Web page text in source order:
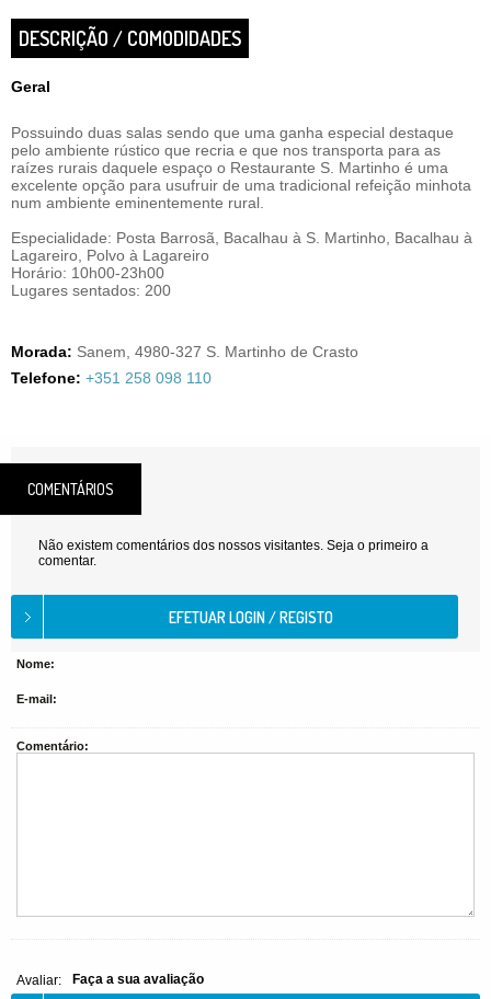
DESCRIÇÃO / COMODIDADES
Geral
Possuindo duas salas sendo que uma ganha especial destaque
pelo ambiente rústico que recria e que nos transporta para as
raízes rurais daquele espaço o Restaurante S. Martinho é uma
excelente opção para usufruir de uma tradicional refeição minhota
num ambiente eminentemente rural.
Especialidade: Posta Barrosã, Bacalhau à S. Martinho, Bacalhau à
Lagareiro, Polvo à Lagareiro
Horário: 10h00-23h00
Lugares sentados: 200
Morada: Sanem, 4980-327 S. Martinho de Crasto
Telefone: +351 258 098 110
COMENTÁRIOS
Não existem comentários dos nossos visitantes. Seja o primeiro a
comentar.
Nome:
E-mail:
Comentário:
Avaliar: Faça a sua avaliação